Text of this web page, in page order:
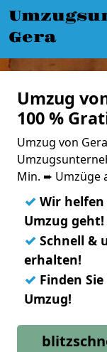
Gera
Umzug
100 %
Umzug von
Min. ➨ Umzüge
✓ Wir
Umzug geht!
✓ Schnell &
erhalten!
✓ Finden
Umzug!